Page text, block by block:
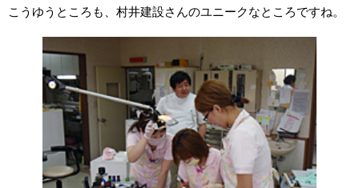
こうゆうところも、村井建設さんのユニークなところですね。